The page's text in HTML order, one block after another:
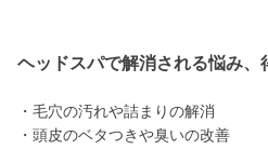
ヘッドスパで解消される悩み、
・毛穴の汚れや詰まりの解消
・頭皮のベタつきや臭いの改善